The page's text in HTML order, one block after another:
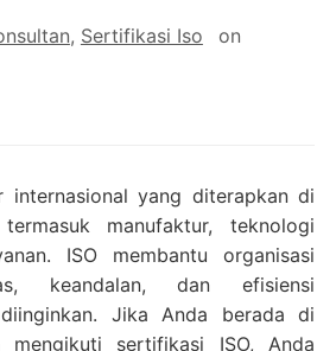
, Sertifikasi Iso on
internasional yang diterapkan di
manufaktur, teknologi
ISO membantu organisasi
keandalan, dan efisiensi
Jika Anda berada di
sertifikasi ISO, Anda